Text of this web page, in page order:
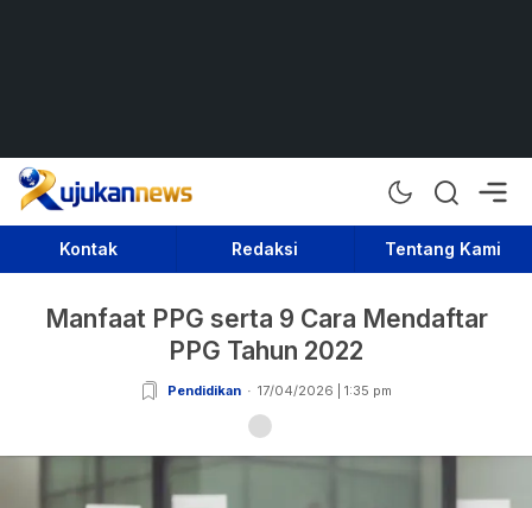
Rujukan News
Satu Rujukan Sejuta Informasi
Kontak Redaksi Tentang Kami
Manfaat PPG serta 9 Cara Mendaftar
PPG Tahun 2022
Pendidikan 17/04/2026 | 1:35 pm